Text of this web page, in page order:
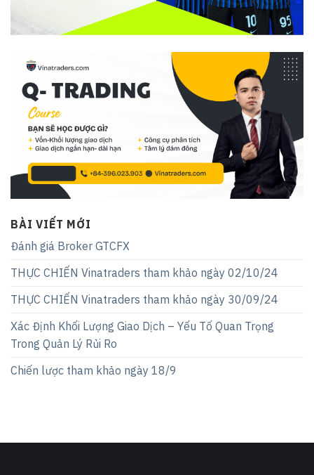
BÀI VIẾT MỚI
Đánh giá Broker GTCFX
THỰC CHIẾN Vinatraders tham khảo ngày 02/10/24
THỰC CHIẾN Vinatraders tham khảo ngày 30/09/24
Xác Định Khối Lượng Giao Dịch – Yếu Tố Quan Trọng
Trong Quản Lý Rủi Ro
Chiến lược tham khảo ngày 18/9